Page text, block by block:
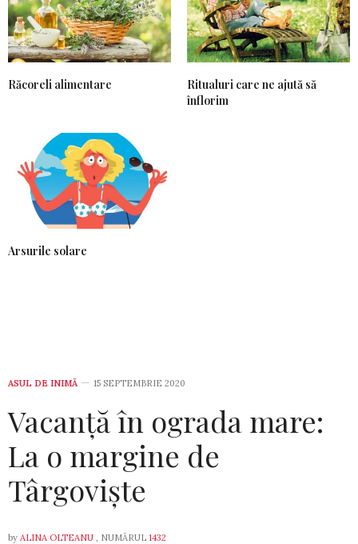
Răcoreli alimentare
Ritualuri care ne ajută să
înflorim
Arsurile solare
ASUL DE INIMĂ 15 SEPTEMBRIE 2020
Vacanță în ograda mare:
La o margine de
Târgoviște
by ALINA OLTEANU , NUMĂRUL 1432